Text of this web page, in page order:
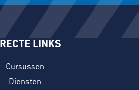
LINKS
Cursussen
Diensten